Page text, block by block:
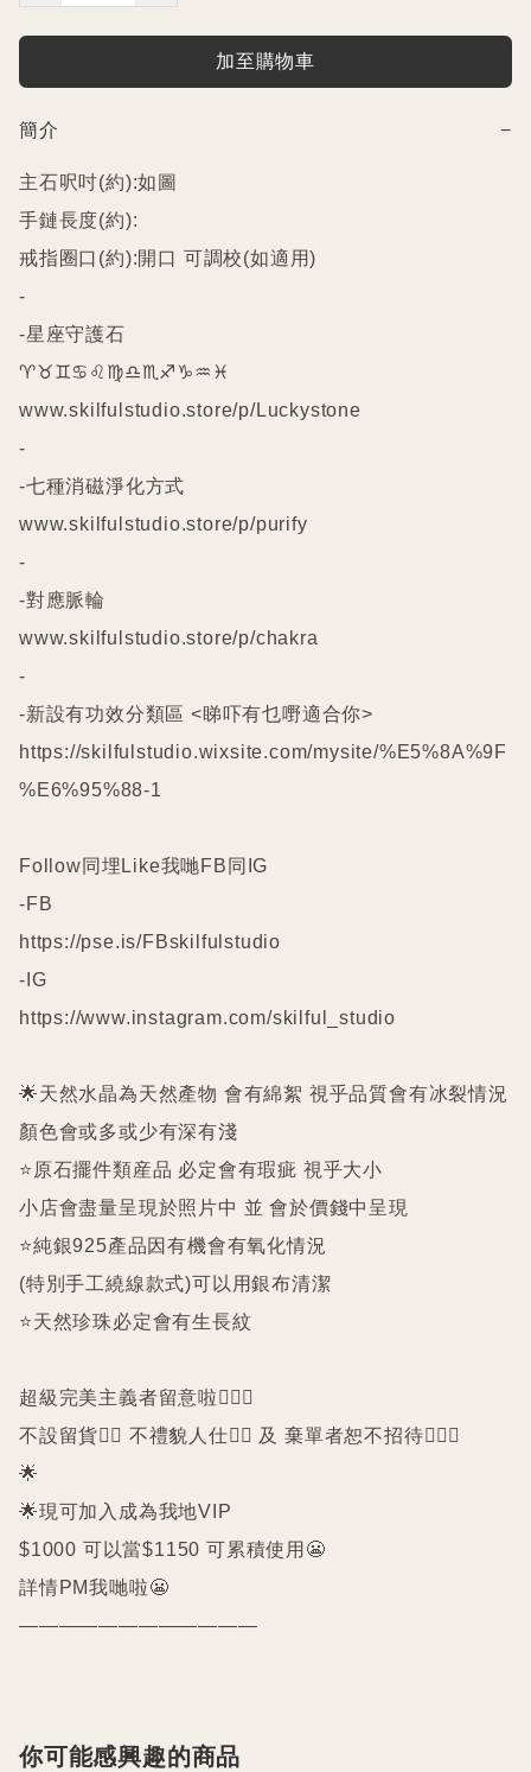
加至購物車
簡介 −
主石呎吋(約):如圖
手鏈長度(約):
戒指圈口(約):開口 可調校(如適用)
-
-星座守護石
♈️♉️♊️♋️♌️♍️♎️♏️♐️♑️♒️♓️
www.skilfulstudio.store/p/Luckystone
-
-七種消磁淨化方式
www.skilfulstudio.store/p/purify
-
-對應脈輪
www.skilfulstudio.store/p/chakra
-
-新設有功效分類區 <睇吓有乜嘢適合你>
https://skilfulstudio.wixsite.com/mysite/%E5%8A%9F
%E6%95%88-1
Follow同埋Like我哋FB同IG
-FB
https://pse.is/FBskilfulstudio
-IG
https://www.instagram.com/skilful_studio
🌟天然水晶為天然產物 會有綿絮 視乎品質會有冰裂情況
顏色會或多或少有深有淺
⭐️原石擺件類産品 必定會有瑕疵 視乎大小
小店會盡量呈現於照片中 並 會於價錢中呈現
⭐️純銀925產品因有機會有氧化情況
(特別手工繞線款式)可以用銀布清潔
⭐️天然珍珠必定會有生長紋
超級完美主義者留意啦🙇🏻‍♀️
不設留貨🙅‍♀️ 不禮貌人仕🙅‍♀️ 及 棄單者恕不招待🙇🏻‍♀️
🌟
🌟現可加入成為我地VIP
$1000 可以當$1150 可累積使用😬
詳情PM我哋啦😬
你可能感興趣的商品